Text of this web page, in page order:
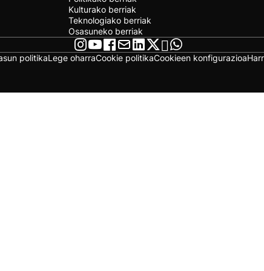
Kulturako berriak
Teknologiako berriak
Osasuneko berriak
politikaLege oharraCookie politikaCookieen konfigurazioa